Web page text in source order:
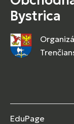
Bystrica
EduPage